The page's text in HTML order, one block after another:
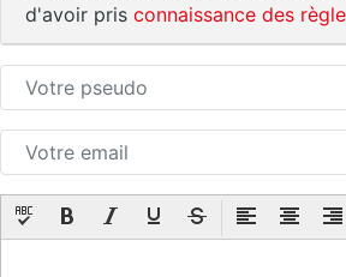
d'avoir pris connaissance des